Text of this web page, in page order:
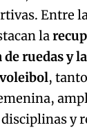
Entre
la
ruedas y la
,
y